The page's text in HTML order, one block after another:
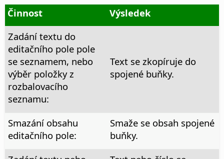
Činnost
Výsledek
Zadání textu do
editačního pole pole
se seznamem, nebo
výběr položky z
rozbalovacího
seznamu:
Text se zkopíruje do
spojené buňky.
Smazání obsahu
editačního pole:
Smaže se obsah spojené
buňky.